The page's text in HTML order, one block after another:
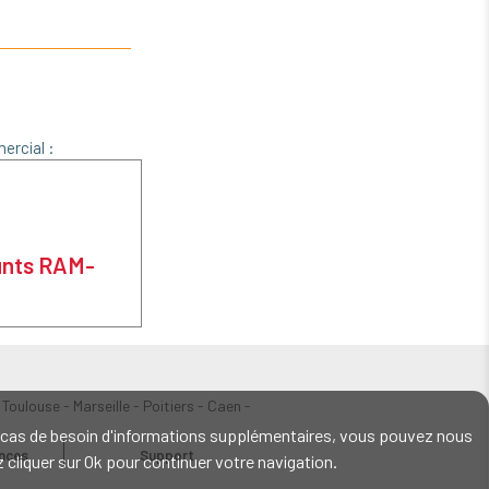
de besoin d'informations supplémentaires, vous pouvez nous
cliquer sur Ok pour continuer votre navigation.
:
RAM-
- Marseille - Poitiers - Caen -
Support